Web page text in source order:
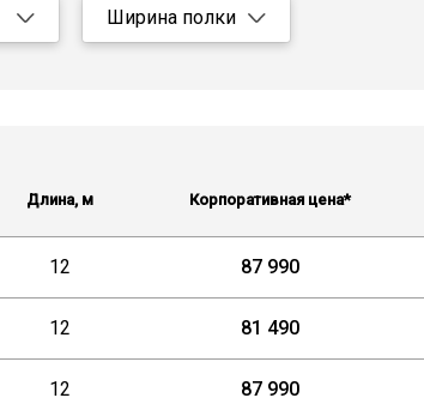
Ширина полки
Все
Длина, м Корпоративная цена*
12 87 990
12 81 490
12 87 990